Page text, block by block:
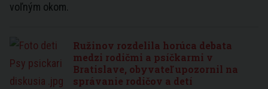
voľným okom.
Ružinov rozdelila horúca debata
medzi rodičmi a psíčkarmi v
Bratislave, obyvateľ upozornil na
správanie rodičov a detí